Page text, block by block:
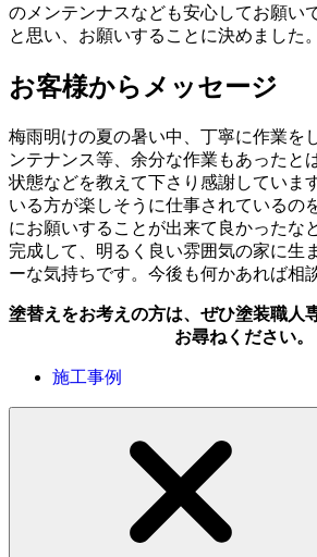
のメンテンナスなども安心してお願い
と思い、お願いすることに決めました。
お客様からメッセージ
梅雨明けの夏の暑い中、丁寧に作業を
ンテナンス等、余分な作業もあったと
状態などを教えて下さり感謝していま
いる方が楽しそうに仕事されているの
にお願いすることが出来て良かったな
完成して、明るく良い雰囲気の家に生
ーな気持ちです。今後も何かあれば相
塗替えをお考えの方は、ぜひ塗装職人
お尋ねください。
施工事例